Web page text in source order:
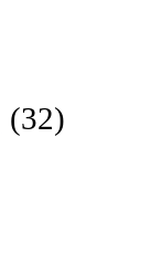
(32)